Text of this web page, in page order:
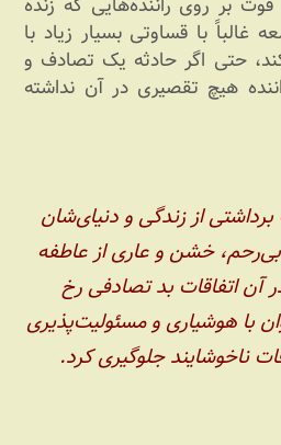
غالباً با قساوتی بسیار زیاد با
حتی اگر حادثه یک تصادف و
هیچ تقصیری در آن نداشته
برداشتی از زندگی و دنیای‌شان
بی‌رحم، خشن و عاری از عاطفه
آن اتفاقات بد تصادفی رخ
با هوشیاری و مسئولیت‌پذیری
ناخوشایند جلوگیری کرد.